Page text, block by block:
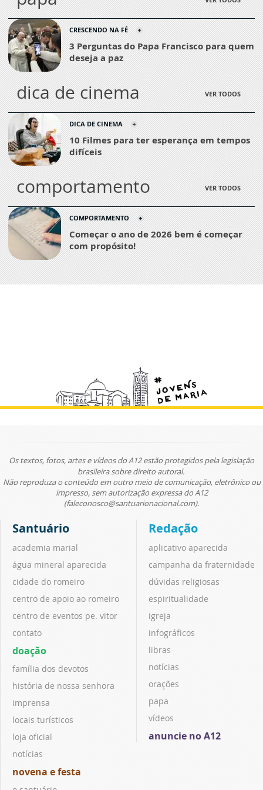
CRESCENDO NA FÉ
3 Perguntas do Papa Francisco para quem
deseja a paz
dica de cinema VER TODOS
DICA DE CINEMA
10 Filmes para ter esperança em tempos
difíceis
comportamento VER TODOS
COMPORTAMENTO
Começar o ano de 2026 bem é começar
com propósito!
Os textos, fotos, artes e vídeos do A12 estão protegidos pela legislação
brasileira sobre direito autoral.
Não reproduza o conteúdo em outro meio de comunicação, eletrônico ou
impresso, sem autorização expressa do A12
(faleconosco@santuarionacional.com).
Santuário
academia marial
água mineral aparecida
cidade do romeiro
centro de apoio ao romeiro
centro de eventos pe. vitor
contato
doação
família dos devotos
história de nossa senhora
imprensa
locais turísticos
loja oficial
notícias
novena e festa
Redação
aplicativo aparecida
campanha da fraternidade
dúvidas religiosas
espiritualidade
igreja
infográficos
libras
notícias
orações
papa
vídeos
anuncie no A12